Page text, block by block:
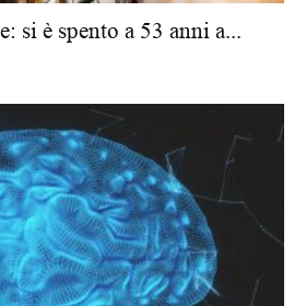
si è spento a 53 anni a...